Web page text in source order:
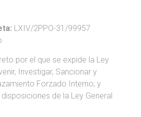
LXIV/2PPO-31/99957
por el que se expide la Ley
Investigar, Sancionar y
Forzado Interno; y
de la Ley General